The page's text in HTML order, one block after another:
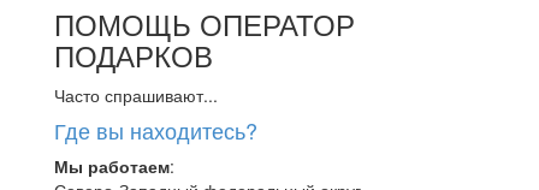
ПОМОЩЬ ОПЕРАТОР
ПОДАРКОВ
Часто спрашивают...
Где вы находитесь?
Мы работаем: